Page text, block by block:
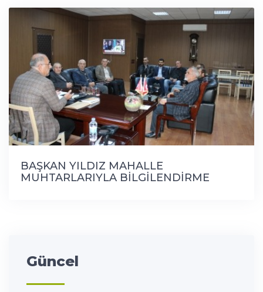
BAŞKAN YILDIZ MAHALLE
MUHTARLARIYLA BİLGİLENDİRME
Güncel